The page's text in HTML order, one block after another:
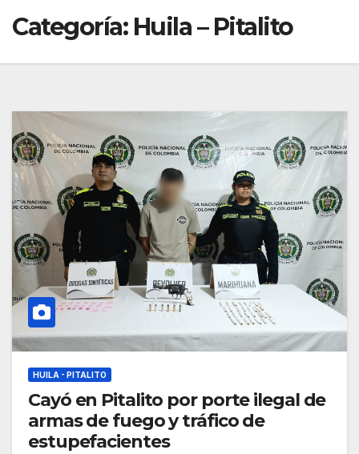
Categoría: Huila – Pitalito
HUILA - PITALITO
Cayó en Pitalito por porte ilegal de
armas de fuego y tráfico de
estupefacientes